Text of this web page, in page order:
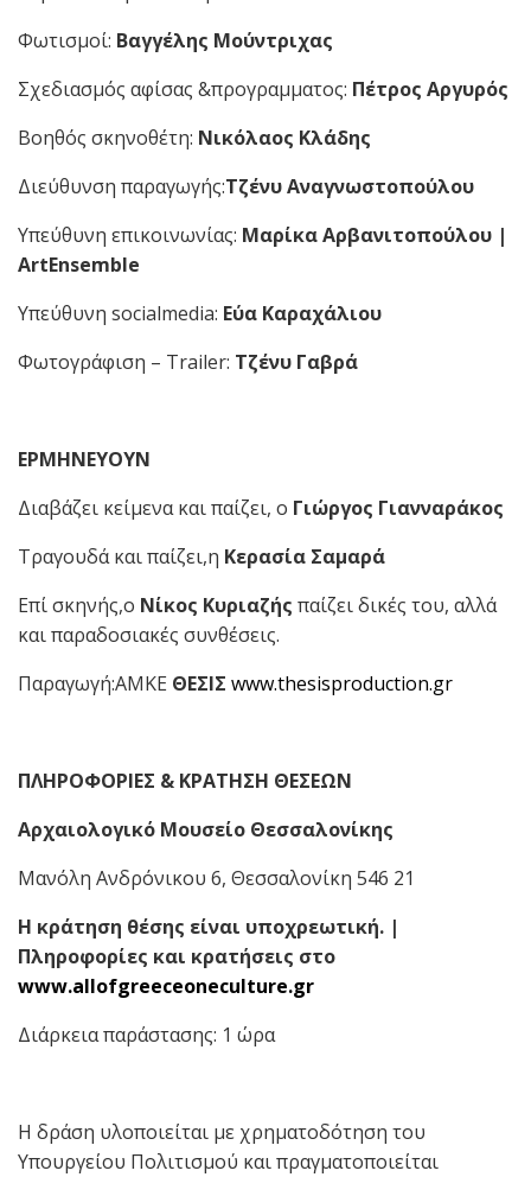
Φωτισμοί: Βαγγέλης Μούντριχας
Σχεδιασμός αφίσας &προγραμματος: Πέτρος Αργυρός
Βοηθός σκηνοθέτη: Νικόλαος Κλάδης
Διεύθυνση παραγωγής:Τζένυ Αναγνωστοπούλου
Υπεύθυνη επικοινωνίας: Μαρίκα Αρβανιτοπούλου |
ArtEnsemble
Υπεύθυνη socialmedia: Εύα Καραχάλιου
Φωτογράφιση – Trailer: Τζένυ Γαβρά
ΕΡΜΗΝΕΥΟΥΝ
Διαβάζει κείμενα και παίζει, ο Γιώργος Γιανναράκος
Τραγουδά και παίζει,η Κερασία Σαμαρά
Επί σκηνής,ο Νίκος Κυριαζής παίζει δικές του, αλλά
και παραδοσιακές συνθέσεις.
Παραγωγή:ΑΜΚΕ ΘΕΣΙΣ www.thesisproduction.gr
ΠΛΗΡΟΦΟΡΙΕΣ & ΚΡΑΤΗΣΗ ΘΕΣΕΩΝ
Αρχαιολογικό Μουσείο Θεσσαλονίκης
Μανόλη Ανδρόνικου 6, Θεσσαλονίκη 546 21
Η κράτηση θέσης είναι υποχρεωτική. |
Πληροφορίες και κρατήσεις στο
www.allofgreeceoneculture.gr
Διάρκεια παράστασης: 1 ώρα
Η δράση υλοποιείται με χρηματοδότηση του
Υπουργείου Πολιτισμού και πραγματοποιείται